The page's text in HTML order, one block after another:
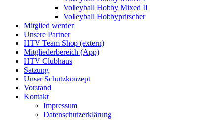
Volleyball Hobby Mixed II
Volleyball Hobbypritscher
Mitglied werden
Unsere Partner
HTV Team Shop (extern)
Mitgliederbereich (App)
HTV Clubhaus
Satzung
Unser Schutzkonzept
Vorstand
Kontakt
Impressum
Datenschutzerklärung